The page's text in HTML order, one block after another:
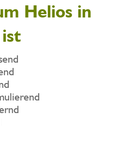
Helios in